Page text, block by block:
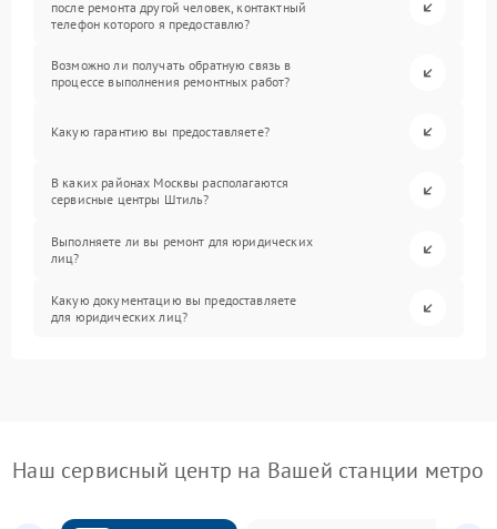
после ремонта другой человек, контактный
телефон которого я предоставлю?
Возможно ли получать обратную связь в
процессе выполнения ремонтных работ?
Какую гарантию вы предоставляете?
В каких районах Москвы располагаются
сервисные центры Штиль?
Выполняете ли вы ремонт для юридических
лиц?
Какую документацию вы предоставляете
для юридических лиц?
Наш сервисный центр на Вашей станции метро